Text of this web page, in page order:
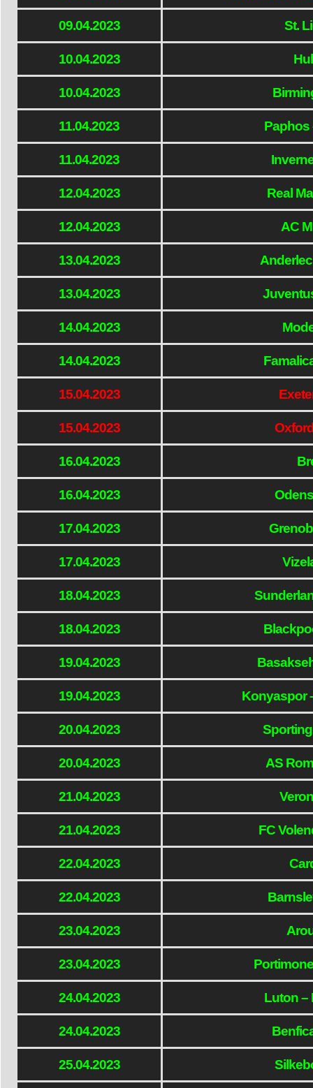
09.04.2023 St.
10.04.2023
10.04.2023
11.04.2023 Paphos
11.04.2023
12.04.2023 Real
12.04.2023 AC
13.04.2023
13.04.2023
14.04.2023
14.04.2023
15.04.2023
15.04.2023
16.04.2023
16.04.2023
17.04.2023
17.04.2023
18.04.2023
18.04.2023
19.04.2023
19.04.2023 Konyaspor
20.04.2023
20.04.2023 AS
21.04.2023
21.04.2023 FC
22.04.2023
22.04.2023
23.04.2023
23.04.2023
24.04.2023 Luton –
24.04.2023
25.04.2023